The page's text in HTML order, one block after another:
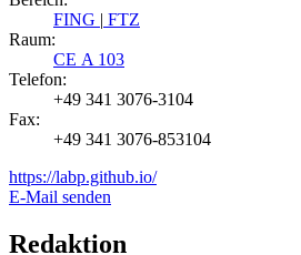
FING | FTZ
Raum:
CE A 103
Telefon:
+49 341 3076-3104
Fax:
+49 341 3076-853104
https://labp.github.io/
E-Mail senden
Redaktion